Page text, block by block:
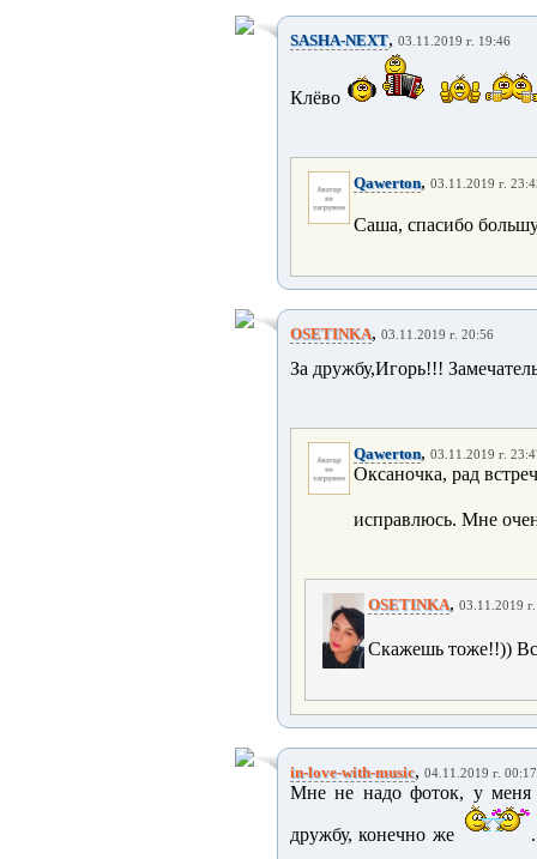
SASHA-NEXT, 03.11.2019 г. 19:46
Клёво
Qawerton, 03.11.2019 г.
Саша, спасибо
OSETINKA, 03.11.2019 г. 20:56
За дружбу,Игорь!!!
Qawerton, 03.11.2019 г.
Оксаночка, рад
исправлюсь. Мне
OSETINKA, 03.11.2019
Скажешь тоже!!))
in-love-with-music, 04.11.2019 г. 00:17
Мне не надо фоток, у меня
дружбу, конечно же